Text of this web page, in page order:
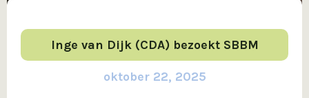
Inge van Dijk (CDA) bezoekt SBBM
oktober 22, 2025